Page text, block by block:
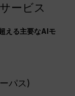
ービス
える主要なAIモ
パス)